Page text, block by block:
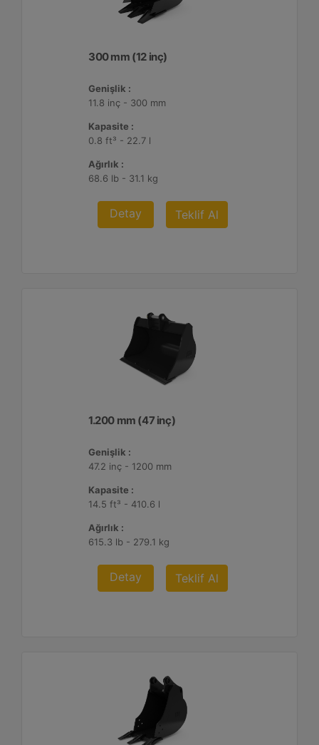
300 mm (12 inç)
Genişlik :
11.8 inç - 300 mm
Kapasite :
0.8 ft³ - 22.7 l
Ağırlık :
68.6 lb - 31.1 kg
Detay Teklif Al
1.200 mm (47 inç)
Genişlik :
47.2 inç - 1200 mm
Kapasite :
14.5 ft³ - 410.6 l
Ağırlık :
615.3 lb - 279.1 kg
Detay Teklif Al